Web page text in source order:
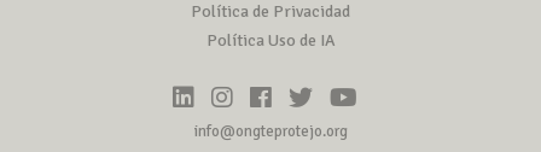
Política de Privacidad
Política Uso de IA
info@ongteprotejo.org